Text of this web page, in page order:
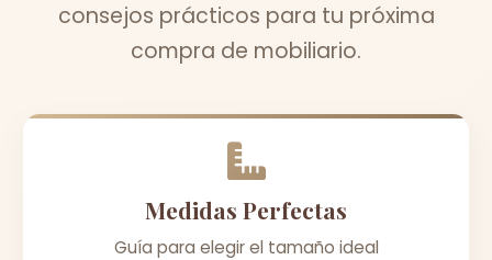
consejos prácticos para tu próxima
compra de mobiliario.
Medidas Perfectas
Guía para elegir el tamaño ideal